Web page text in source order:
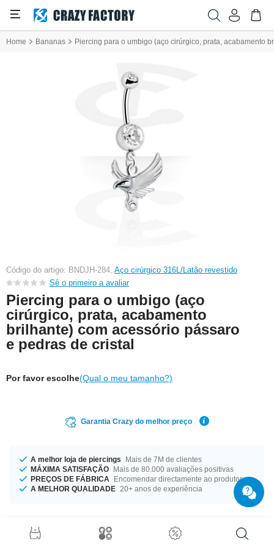
Home Bananas Piercing para o umbigo (aço cirúrgico, prata, acabamento
Código do artigo: BNDJH-284, Aço cirúrgico 316L/Latão revestido
Sê o primeiro a avaliar
Piercing para o umbigo (aço
cirúrgico, prata, acabamento
brilhante) com acessório pássaro
e pedras de cristal
Por favor escolhe(Qual o meu tamanho?)
Garantia Crazy do melhor preço
A melhor loja de piercings
Mais de 7M de clientes
MÁXIMA SATISFAÇÃO Mais de 80.000 avaliações positivas
PREÇOS DE FÁBRICA
Encomendar directamente ao produtor
A MELHOR QUALIDADE 20+ anos de experiência